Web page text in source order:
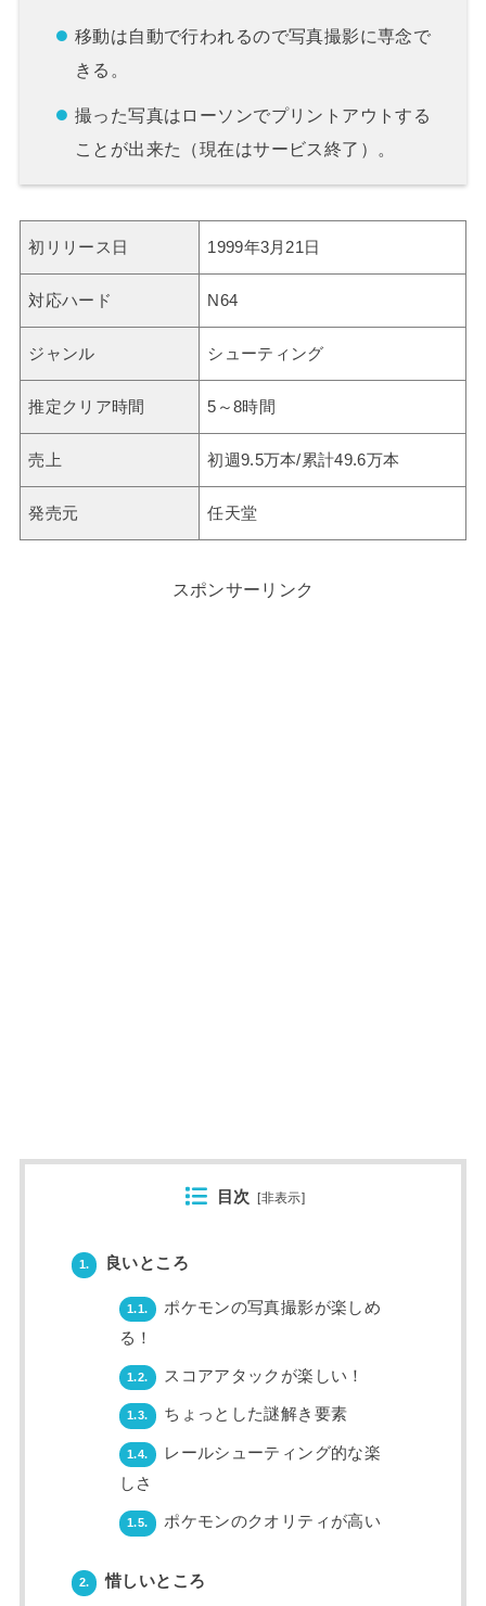
移動は自動で行われるので写真撮影に専念で
きる。
撮った写真はローソンでプリントアウトする
ことが出来た（現在はサービス終了）。
初リリース日 1999年3月21日
対応ハード N64
ジャンル シューティング
推定クリア時間 5～8時間
売上 初週9.5万本/累計49.6万本
発売元 任天堂
スポンサーリンク
目次 [非表示]
1. 良いところ
1.1.
ポケモンの写真撮影が楽しめ
る！
1.2. スコアアタックが楽しい！
1.3. ちょっとした謎解き要素
1.4.
レールシューティング的な楽
しさ
1.5. ポケモンのクオリティが高い
2. 惜しいところ